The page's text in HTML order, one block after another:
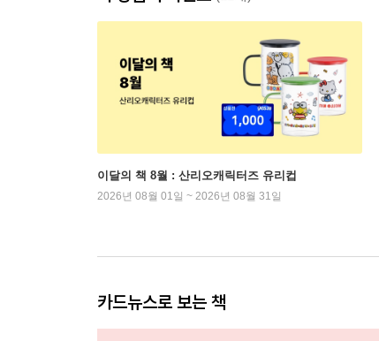
이달의 책 8월 : 산리오캐릭터즈 유리컵
2026년 08월 01일 ~ 2026년 08월 31일
카드뉴스로 보는 책